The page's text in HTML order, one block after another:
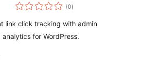
(0مجموعی
درجہ
)
link click tracking with admin
for WordPress.